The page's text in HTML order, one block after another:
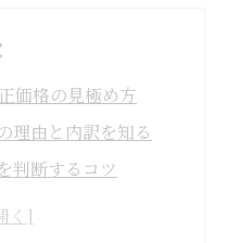
価格の見極め方
理由と内訳を知る
判断するコツ
発生するケース